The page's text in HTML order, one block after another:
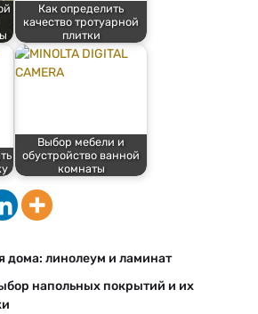
Как определить
качество тротуарной
плитки
Выбор мебели и
обустройство ванной
комнаты
дома: линолеум и ламинат
напольных покрытий и их